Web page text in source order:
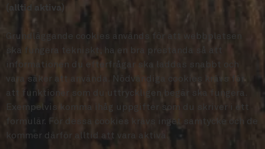
(alltid aktiva)
Grundläggande cookies används för att webbplatsen
ska fungera tekniskt, ha en bra prestanda så att
informationen du efterfrågar ska laddas snabbt och
vara säker att använda. Nödvändiga cookies krävs för
att funktioner som du uttryckligen begär ska fungera.
Exempelvis komma ihåg uppgifter som du skriver i ett
formulär. För dessa cookies krävs inget samtycke och de
kommer därför alltid att vara aktiva.